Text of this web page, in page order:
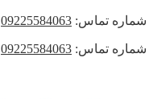
شماره تماس: 09225584063
شماره تماس: 09225584063